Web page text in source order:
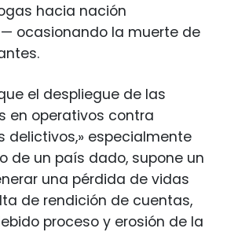
hacia nación
ocasionando la muerte de
el despliegue de las
en operativos contra
delictivos,» especialmente
de un país dado, supone un
una pérdida de vidas
de rendición de cuentas,
proceso y erosión de la